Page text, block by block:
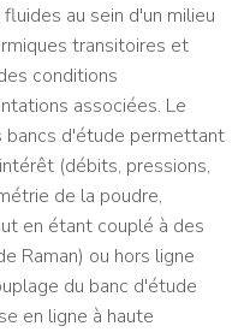
au sein d'un milieu
transitoires et
conditions
associées. Le
bancs d'étude permettant
(débits, pressions,
de la poudre,
en étant couplé à des
Raman) ou hors ligne
du banc d'étude
en ligne à haute